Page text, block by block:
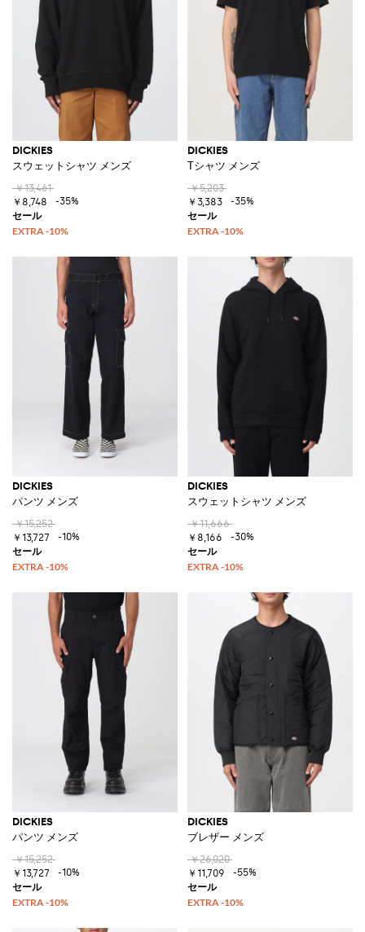
DICKIES
スウェットシャツ メンズ
￥13,461
￥8,748
-35%
DICKIES
Tシャツ メンズ
￥5,203
￥3,383
-35%
DICKIES
パンツ メンズ
￥15,252
￥13,727
-10%
DICKIES
スウェットシャツ メンズ
￥11,666
￥8,166
-30%
DICKIES
パンツ メンズ
￥15,252
￥13,727
-10%
DICKIES
ブレザー メンズ
￥26,020
￥11,709
-55%